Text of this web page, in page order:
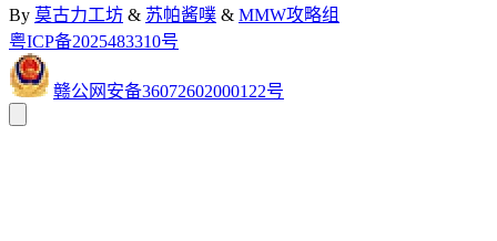
By 莫古力工坊 & 苏帕酱噗 & MMW攻略组
粤ICP备2025483310号
赣公网安备36072602000122号